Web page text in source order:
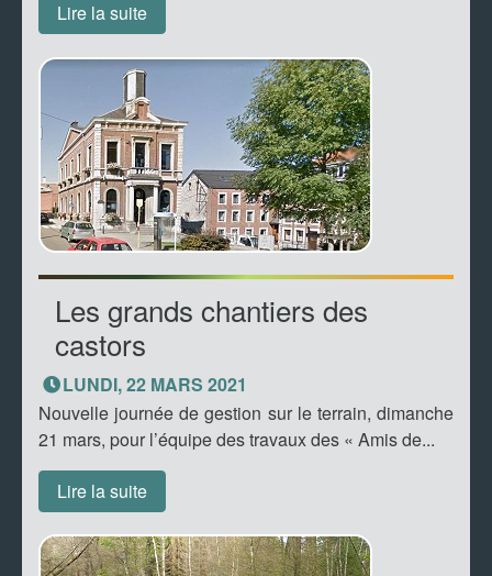
Lire la suite
Les grands chantiers des
castors
LUNDI, 22 MARS 2021
Nouvelle journée de gestion sur le terrain, dimanche
21 mars, pour l’équipe des travaux des « Amis de...
Lire la suite